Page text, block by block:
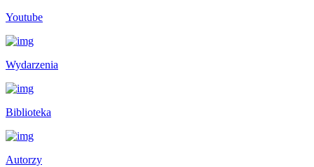
Youtube
Wydarzenia
Biblioteka
Autorzy